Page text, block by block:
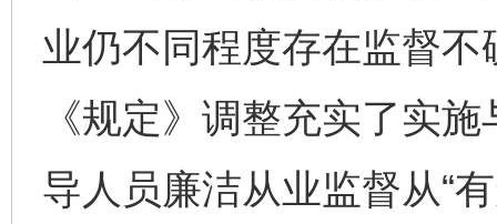
业仍不同程度存在监督
《规定》调整充实了实
导人员廉洁从业监督从“